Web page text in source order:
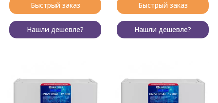
Быстрый заказ
Нашли дешевле?
Быстрый заказ
Нашли дешевле?